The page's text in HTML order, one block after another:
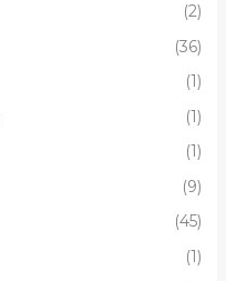
(2)
(36)
(1)
(1)
(1)
(9)
(45)
(1)